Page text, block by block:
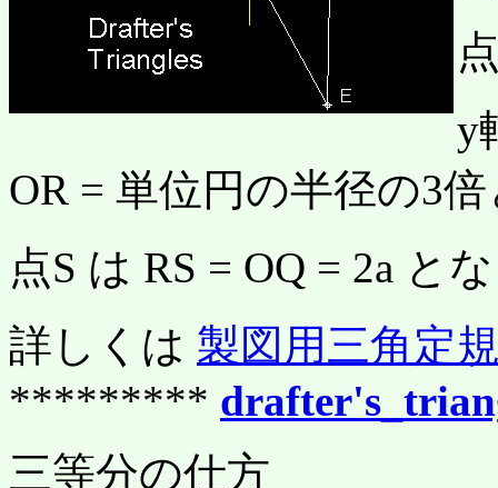
y
OR = 単位円の半径の3
点S は RS = OQ = 2a と
詳しくは 製図用三角定
*********
三等分の仕方